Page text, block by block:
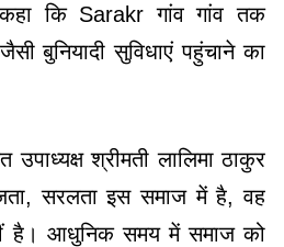
कहा कि Sarakr गांव गांव तक
बुनियादी सुविधाएं पहुंचाने का
उपाध्यक्ष श्रीमती लालिमा ठाकुर
सरलता इस समाज में है, वह
है। आधुनिक समय में समाज को